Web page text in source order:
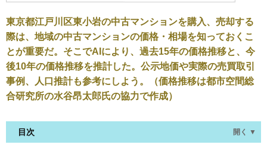
東京都江戸川区東小岩の中古マンションを購入、売却する
際は、地域の中古マンションの価格・相場を知っておくこ
とが重要だ。そこでAIにより、過去15年の価格推移と、今
後10年の価格推移を推計した。公示地価や実際の売買取引
事例、人口推計も参考にしよう。（価格推移は都市空間総
合研究所の水谷昂太郎氏の協力で作成）
目次 開く ▼